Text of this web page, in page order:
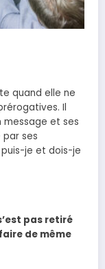
quand elle ne
Il
message et ses
ses
je et dois-je
pas retiré
de même